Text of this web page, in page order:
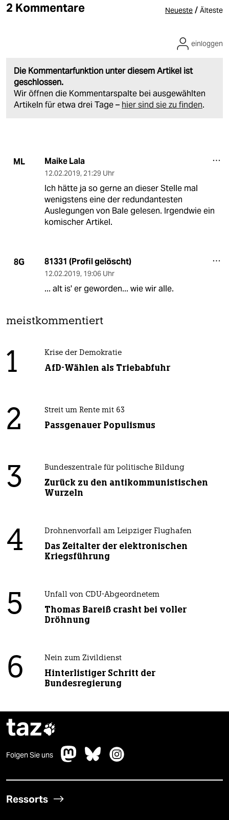
2 Kommentare Neueste / Älteste
Die Kommentarfunktion unter diesem Artikel ist
geschlossen.
Wir öffnen die Kommentarspalte bei ausgewählten
Artikeln für etwa drei Tage – hier sind sie zu finden.
einloggen
ML Maike Lala
12.02.2019, 21:29 Uhr
Ich hätte ja so gerne an dieser Stelle mal
wenigstens eine der redundantesten
Auslegungen von Bale gelesen. Irgendwie ein
komischer Artikel.
8G 81331 (Profil gelöscht)
12.02.2019, 19:06 Uhr
... alt is' er geworden... wie wir alle.
meistkommentiert
1 Krise der Demokratie
AfD-Wählen als Triebabfuhr
2 Streit um Rente mit 63
Passgenauer Populismus
3 Bundeszentrale für politische Bildung
Zurück zu den antikommunistischen
Wurzeln
4 Drohnenvorfall am Leipziger Flughafen
Das Zeitalter der elektronischen
Kriegsführung
5 Unfall von CDU-Abgeordnetem
Thomas Bareiß crasht bei voller
Dröhnung
6 Nein zum Zivildienst
Hinterlistiger Schritt der
Bundesregierung
taz
Folgen Sie uns
Ressorts